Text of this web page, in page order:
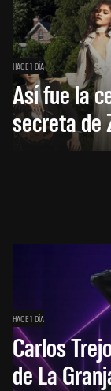
HACE 1 DÍA
Así fue la
secreta de
HACE 1 DÍA
Carlos
de La